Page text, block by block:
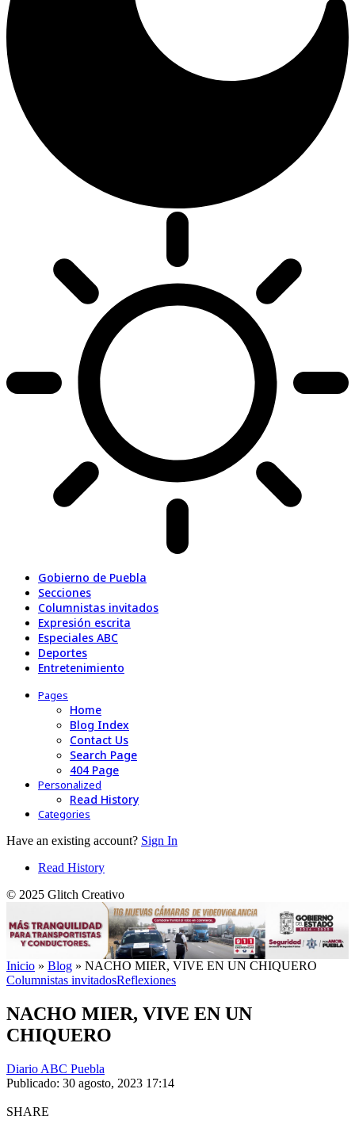
Gobierno de Puebla
Secciones
Columnistas invitados
Expresión escrita
Especiales ABC
Deportes
Entretenimiento
Pages
Home
Blog Index
Contact Us
Search Page
404 Page
Personalized
Read History
Categories
Have an existing account? Sign In
Read History
© 2025 Glitch Creativo
Inicio » Blog » NACHO MIER, VIVE EN UN CHIQUERO
Columnistas invitadosReflexiones
NACHO MIER, VIVE EN UN
CHIQUERO
Diario ABC Puebla
Publicado: 30 agosto, 2023 17:14
SHARE